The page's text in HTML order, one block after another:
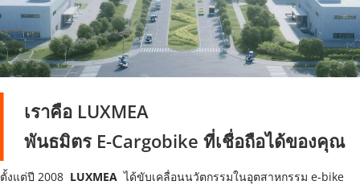
ติดต่อ
เราคือ LUXMEA
พันธมิตร E-Cargobike ที่เชื่อถือได้ของคุณ
ตั้งแต่ปี 2008 LUXMEA ได้ขับเคลื่อนนวัตกรรมในอุตสาหกรรม e-bike